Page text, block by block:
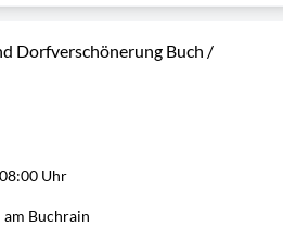
Dorfverschönerung Buch /
Uhr
Buchrain